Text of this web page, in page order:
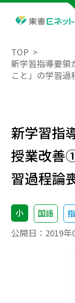
TOP
新学習指導要
こと」の学習過
新学習指
授業改善
習過程論
小 国語
公開日： 2019年